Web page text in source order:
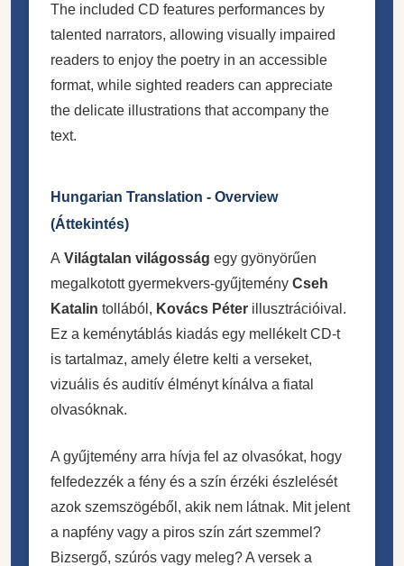
The included CD features performances by
talented narrators, allowing visually impaired
readers to enjoy the poetry in an accessible
format, while sighted readers can appreciate
the delicate illustrations that accompany the
text.
Hungarian Translation - Overview
(Áttekintés)
A Világtalan világosság egy gyönyörűen
megalkotott gyermekvers-gyűjtemény Cseh
Katalin tollából, Kovács Péter illusztrációival.
Ez a keménytáblás kiadás egy mellékelt CD-t
is tartalmaz, amely életre kelti a verseket,
vizuális és auditív élményt kínálva a fiatal
olvasóknak.
A gyűjtemény arra hívja fel az olvasókat, hogy
felfedezzék a fény és a szín érzéki észlelését
azok szemszögéből, akik nem látnak. Mit jelent
a napfény vagy a piros szín zárt szemmel?
Bizsergő, szúrós vagy meleg? A versek a